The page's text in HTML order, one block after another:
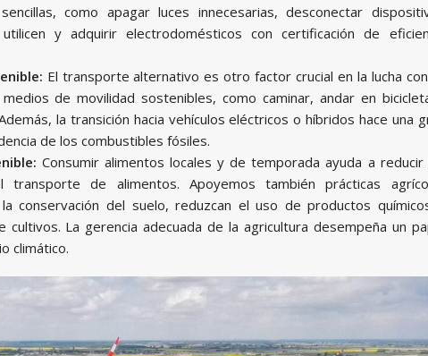
como apagar luces innecesarias, desconectar
y adquirir electrodomésticos con certificación de
El transporte alternativo es otro factor crucial en la lucha
de movilidad sostenibles, como caminar, andar en
la transición hacia vehículos eléctricos o híbridos hace una
de los combustibles fósiles.
Consumir alimentos locales y de temporada ayuda a reducir
transporte de alimentos. Apoyemos también prácticas
conservación del suelo, reduzcan el uso de productos
cultivos. La gerencia adecuada de la agricultura desempeña un
climático.